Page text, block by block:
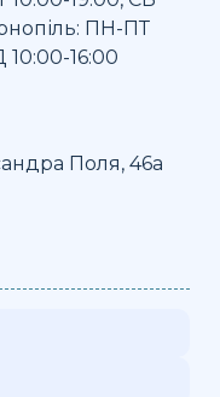
ПН-ПТ
10:00-16:00
Поля, 46а